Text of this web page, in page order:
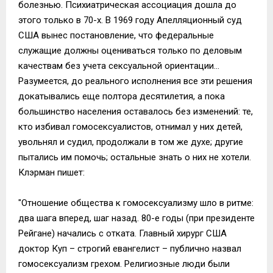
болезнью. Психиатрическая ассоциация дошла до
этого только в 70-х. В 1969 году Апелляционный суд
США вынес постановление, что федеральные
служащие должны оцениваться только по деловым
качествам без учета сексуальной ориентации…
Разумеется, до реального исполнения все эти решения
докатывались еще полтора десятилетия, а пока
большинство населения оставалось без изменений: те,
кто избивал гомосексуалистов, отнимал у них детей,
увольнял и судил, продолжали в том же духе; другие
пытались им помочь; остальные знать о них не хотели.
Клэрман пишет:
"Отношение общества к гомосексуализму шло в ритме:
два шага вперед, шаг назад. 80-е годы (при президенте
Рейгане) начались с отката. Главный хирург США
доктор Куп – строгий евангелист – публично назвал
гомосексуализм грехом. Религиозные люди были